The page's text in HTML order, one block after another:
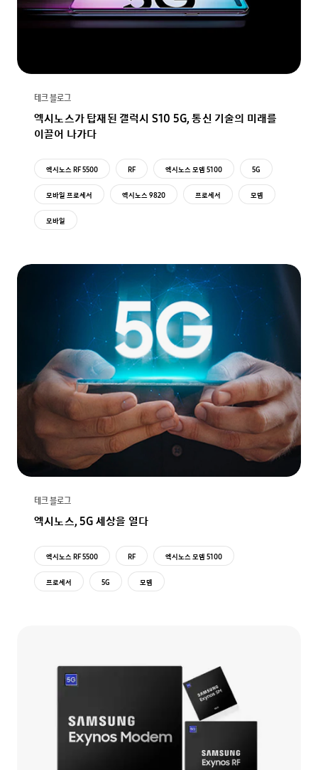
테크 블로그
엑시노스가 탑재된 갤럭시 S10 5G, 통신 기술의 미래를
이끌어 나가다
엑시노스 RF 5500 RF 엑시노스 모뎀 5100 5G
모바일 프로세서 엑시노스 9820 프로세서 모뎀
모바일
테크 블로그
엑시노스, 5G 세상을 열다
엑시노스 RF 5500 RF 엑시노스 모뎀 5100
프로세서 5G 모뎀